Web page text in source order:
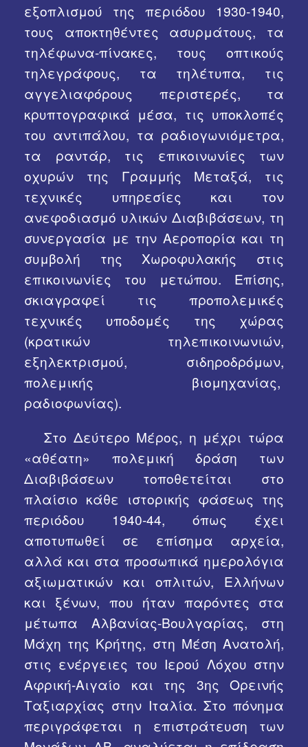
εξοπλισμού της περιόδου 1930-1940,
τους αποκτηθέντες ασυρμάτους, τα
τηλέφωνα-πίνακες, τους οπτικούς
τηλεγράφους, τα τηλέτυπα, τις
αγγελιαφόρους περιστερές, τα
κρυπτογραφικά μέσα, τις υποκλοπές
του αντιπάλου, τα ραδιογωνιόμετρα,
τα ραντάρ, τις επικοινωνίες των
οχυρών της Γραμμής Μεταξά, τις
τεχνικές υπηρεσίες και τον
ανεφοδιασμό υλικών Διαβιβάσεων, τη
συνεργασία με την Αεροπορία και τη
συμβολή της Χωροφυλακής στις
επικοινωνίες του μετώπου. Επίσης,
σκιαγραφεί τις προπολεμικές
τεχνικές υποδομές της χώρας
(κρατικών τηλεπικοινωνιών,
εξηλεκτρισμού, σιδηροδρόμων,
πολεμικής βιομηχανίας,
ραδιοφωνίας).
Στο Δεύτερο Μέρος, η μέχρι τώρα
«αθέατη» πολεμική δράση των
Διαβιβάσεων τοποθετείται στο
πλαίσιο κάθε ιστορικής φάσεως της
περιόδου 1940-44, όπως έχει
αποτυπωθεί σε επίσημα αρχεία,
αλλά και στα προσωπικά ημερολόγια
αξιωματικών και οπλιτών, Ελλήνων
και ξένων, που ήταν παρόντες στα
μέτωπα Αλβανίας-Βουλγαρίας, στη
Μάχη της Κρήτης, στη Μέση Ανατολή,
στις ενέργειες του Ιερού Λόχου στην
Αφρική-Αιγαίο και της 3ης Ορεινής
Ταξιαρχίας στην Ιταλία. Στο πόνημα
περιγράφεται η επιστράτευση των